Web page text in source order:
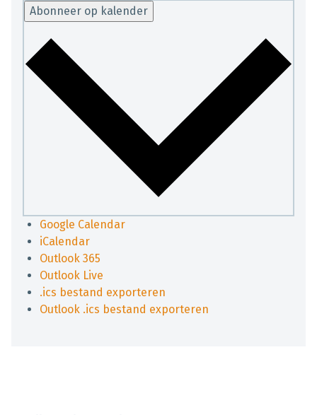
Abonneer op kalender
Google Calendar
iCalendar
Outlook 365
Outlook Live
.ics bestand exporteren
Outlook .ics bestand exporteren